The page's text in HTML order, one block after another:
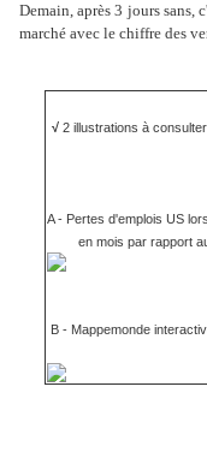
Demain, après 3 jours sans,
marché avec le chiffre des
√ 2 illustrations à
A - Pertes d'emplois US
en mois par rapport
B - Mappemonde